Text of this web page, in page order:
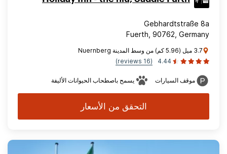
Gebhardtstraße 8a
Fuerth, 90762, Germany
3.7 ميل (5.96 كم) من وسط المدينة Nuernberg
4.44
(16 reviews)
موقف السيارات يسمح باصطحاب الحيوانات الأليفة
التحقق من الأسعار